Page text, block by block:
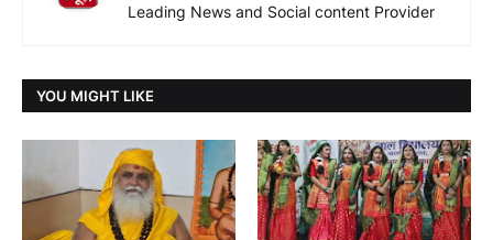
Leading News and Social content Provider
YOU MIGHT LIKE